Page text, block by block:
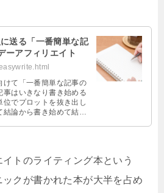
送る「一番簡単な記
ーアフィリエイト
けて「一番簡単な記事の
はいきなり書き始める
でプロットを抜き出し
論から書き始めて結論
トのライティング本という
クが書かれた本が大半を占め